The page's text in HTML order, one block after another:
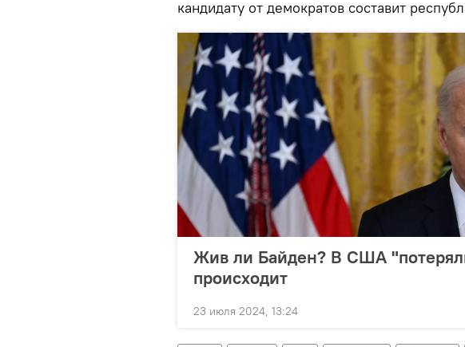
кандидату от демократов составит
Жив ли Байден? В США
происходит
23 июля 2024, 13:24